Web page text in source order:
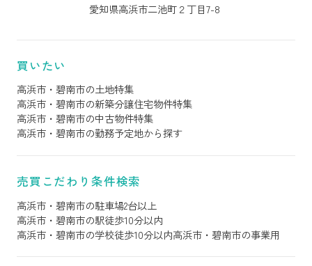
愛知県高浜市二池町２丁目7-8
買いたい
高浜市・碧南市の土地特集
高浜市・碧南市の新築分譲住宅物件特集
高浜市・碧南市の中古物件特集
高浜市・碧南市の勤務予定地から探す
売買こだわり条件検索
高浜市・碧南市の駐車場2台以上
高浜市・碧南市の駅徒歩10分以内
高浜市・碧南市の学校徒歩10分以内高浜市・碧南市の事業用